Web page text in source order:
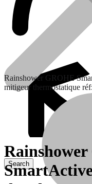
Contactez nous
Rainshower GROHE
mitigeur thermostatique